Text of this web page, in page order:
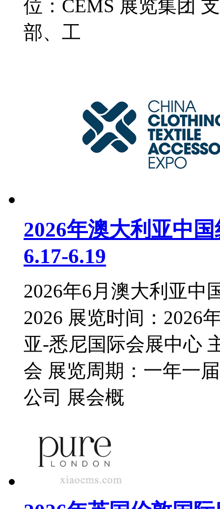
位：CEMS 展览集团
部、工
2026年澳大利亚中
6.17-6.19
2026年6月澳大利亚中
2026 展览时间：2026
亚-悉尼国际会展中心
会 展览周期：一年一
公司 展会概